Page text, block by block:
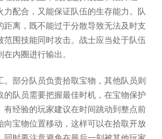
配合，又能保证队伍的生存能力。队
离，既不能过于分散导致无法及时支
围技能同时攻击。战士应当处于队伍
内圈进行输出。
。部分队员负责拾取宝物，其他队员则
队员需要把握最佳时机，在宝物保护
有经验的玩家建议在时间跳动到整点前
向宝物位置移动，这样可以在拾取开放